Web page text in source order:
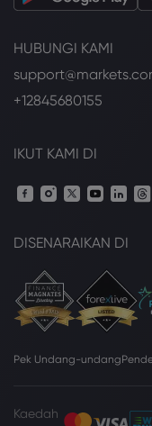
HUBUNGI KAMI
+12845680155
IKUT KAMI DI
DISENARAIKAN DI
Pek Undang-undang
Kaedah